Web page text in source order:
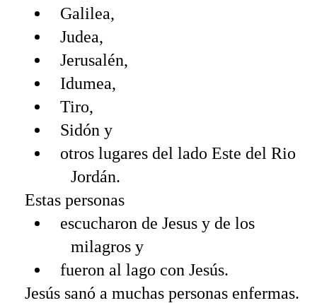
Galilea,
Judea,
Jerusalén,
Idumea,
Tiro,
Sidón y
otros lugares del lado Este del Rio
Jordán.
Estas personas
escucharon de Jesus y de los
milagros y
fueron al lago con Jesús.
Jesús sanó a muchas personas enfermas.